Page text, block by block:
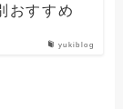
yukiblog
おすすめ